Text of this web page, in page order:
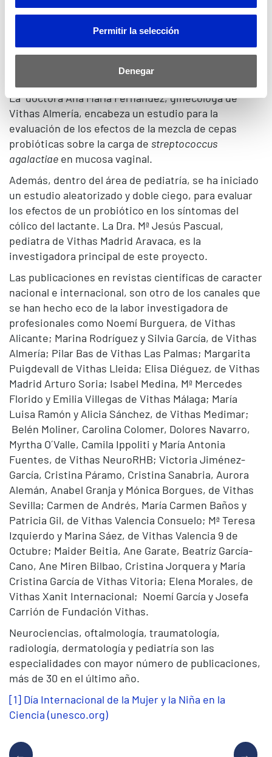
Permitir la selección
Denegar
misma especialidad, la Dra. Mª Teresa Truchuelo, de
Vithas Madrid Arturo Soria, ha dirigido dos estudios
observacionales sobre la tolerancia y eficacia de
envejecimiento cutáneo.
La doctora Ana María Fernández, ginecóloga de
Vithas Almería, encabeza un estudio para la
evaluación de los efectos de la mezcla de cepas
probióticas sobre la carga de streptococcus
agalactiae en mucosa vaginal.
Además, dentro del área de pediatría, se ha iniciado
un estudio aleatorizado y doble ciego, para evaluar
los efectos de un probiótico en los síntomas del
cólico del lactante. La Dra. Mª Jesús Pascual,
pediatra de Vithas Madrid Aravaca, es la
investigadora principal de este proyecto.
Las publicaciones en revistas científicas de caracter
nacional e internacional, son otro de los canales que
se han hecho eco de la labor investigadora de
profesionales como Noemí Burguera, de Vithas
Alicante; Marina Rodríguez y Silvia García, de Vithas
Almería; Pilar Bas de Vithas Las Palmas; Margarita
Puigdevall de Vithas Lleida; Elisa Diéguez, de Vithas
Madrid Arturo Soria; Isabel Medina, Mª Mercedes
Florido y Emilia Villegas de Vithas Málaga; María
Luisa Ramón y Alicia Sánchez, de Vithas Medimar;
Belén Moliner, Carolina Colomer, Dolores Navarro,
Myrtha O´Valle, Camila Ippoliti y María Antonia
Fuentes, de Vithas NeuroRHB; Victoria Jiménez-
García, Cristina Páramo, Cristina Sanabria, Aurora
Alemán, Anabel Granja y Mónica Borgues, de Vithas
Sevilla; Carmen de Andrés, María Carmen Baños y
Patricia Gil, de Vithas Valencia Consuelo; Mª Teresa
Izquierdo y Marina Sáez, de Vithas Valencia 9 de
Octubre; Maider Beitia, Ane Garate, Beatríz García-
Cano, Ane Miren Bilbao, Cristina Jorquera y María
Cristina García de Vithas Vitoria; Elena Morales, de
Vithas Xanit Internacional; Noemí García y Josefa
Carrión de Fundación Vithas.
Neurociencias, oftalmología, traumatología,
radiología, dermatología y pediatría son las
especialidades con mayor número de publicaciones,
más de 30 en el último año.
[1] Día Internacional de la Mujer y la Niña en la
Ciencia (unesco.org)